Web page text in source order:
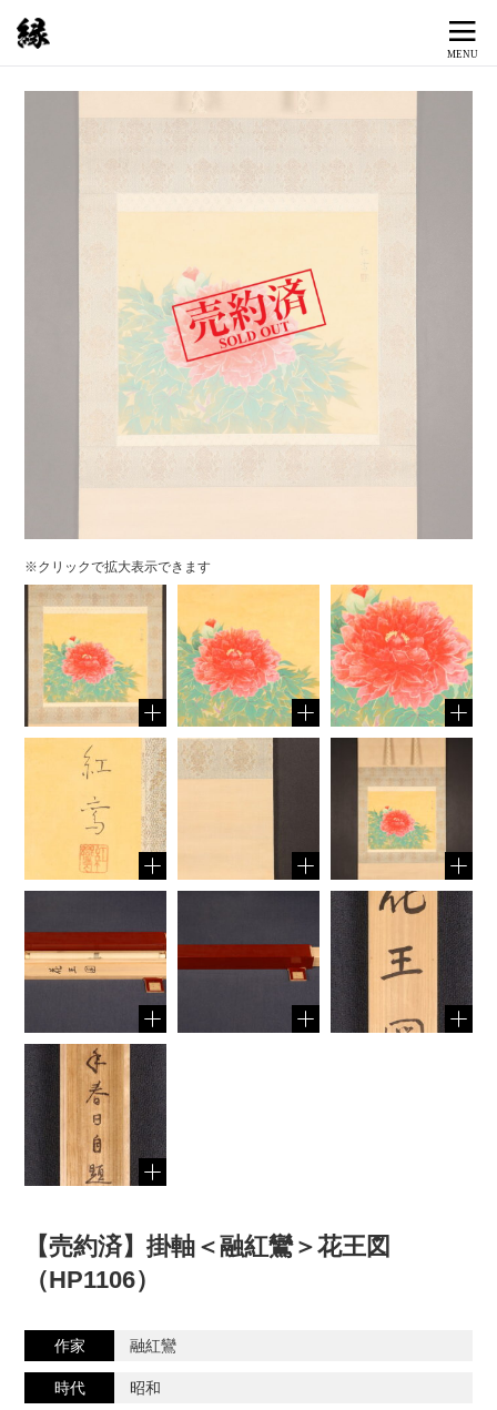
※クリックで拡大表示できます
【売約済】掛軸＜融紅鸞＞花王図
（HP1106）
作家 融紅鸞
時代 昭和